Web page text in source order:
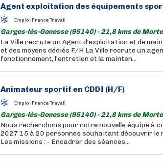
Agent exploitation des équipements
Emploi France Travail
Garges-lès-Gonesse (95140) - 21,8 kms de
La Ville recrute un Agent d'exploitation et de
et des moyens dédiés F/H La Ville recrute un
fonctionnement, l'entretien et la mainten...
Animateur sportif en CDDI (H/F)
Emploi France Travail
Garges-lès-Gonesse (95140) - 21,8 kms de
Nous recherchons pour notre nouvelle équipe à
2027 15 à 20 personnes souhaitant découvrir
Les missions : - Encadrer des séances...